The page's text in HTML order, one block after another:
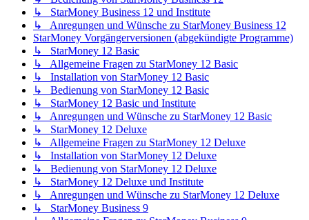
↳ StarMoney Business 12 und Institute
↳ Anregungen und Wünsche zu StarMoney Business 12
StarMoney Vorgängerversionen (abgekündigte Programme)
↳ StarMoney 12 Basic
↳ Allgemeine Fragen zu StarMoney 12 Basic
↳ Installation von StarMoney 12 Basic
↳ Bedienung von StarMoney 12 Basic
↳ StarMoney 12 Basic und Institute
↳ Anregungen und Wünsche zu StarMoney 12 Basic
↳ StarMoney 12 Deluxe
↳ Allgemeine Fragen zu StarMoney 12 Deluxe
↳ Installation von StarMoney 12 Deluxe
↳ Bedienung von StarMoney 12 Deluxe
↳ StarMoney 12 Deluxe und Institute
↳ Anregungen und Wünsche zu StarMoney 12 Deluxe
↳ StarMoney Business 9